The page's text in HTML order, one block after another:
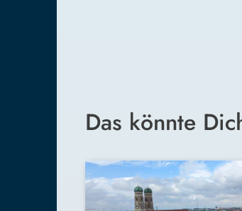
Das könnte